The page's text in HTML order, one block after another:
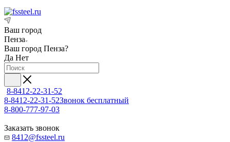
Ваш город
Пенза
Ваш город Пенза?
Да Нет
8-8412-22-31-52
8-8412-22-31-52Звонок бесплатный
8-800-777-97-03
Заказать звонок
8412@fssteel.ru